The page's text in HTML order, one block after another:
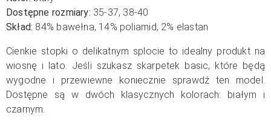
Dostępne rozmiary: 35-37, 38-40
Skład: 84% bawełna, 14% poliamid, 2% elastan
Cienkie stopki o delikatnym splocie to idealny produkt na
wiosnę i lato. Jeśli szukasz skarpetek basic, które będą
wygodne i przewiewne koniecznie sprawdź ten model.
Dostępne są w dwóch klasycznych kolorach: białym i
czarnym.